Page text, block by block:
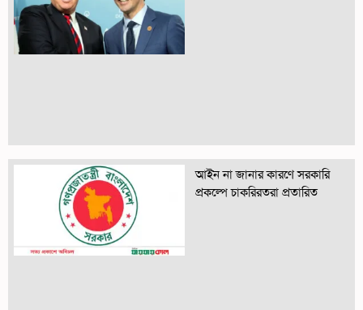
আইন না জানার কারণে সরকারি
প্রকল্পে চাকরিরতরা প্রতারিত